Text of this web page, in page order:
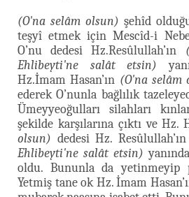
(O'na selâm olsun) şehîd
teşyî etmek için Mescîd-i
O’nu dedesi Hz.Resûlullah’ın
Ehlibeyti'ne salât etsin)
Hz.İmam Hasan’ın (O'na selâm
ederek O’nunla bağlılık
Ümeyyeoğulları silahları
şekilde karşılarına çıktı ve Hz.
olsun) dedesi Hz. Resûlullah’ın
Ehlibeyti'ne salât etsin)
oldu. Bununla da yetinmeyip
Yetmiş tane ok Hz. İmam